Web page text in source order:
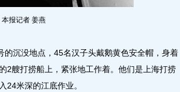
本报记者 姜燕
沉没地点，45名汉子头戴鹅黄色安全帽，身着
2艘打捞船上，紧张地工作着。他们是上海打捞
24米深的江底作业。